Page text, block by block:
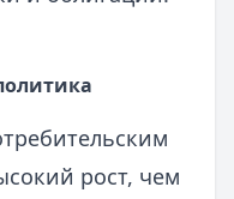
рост, чем